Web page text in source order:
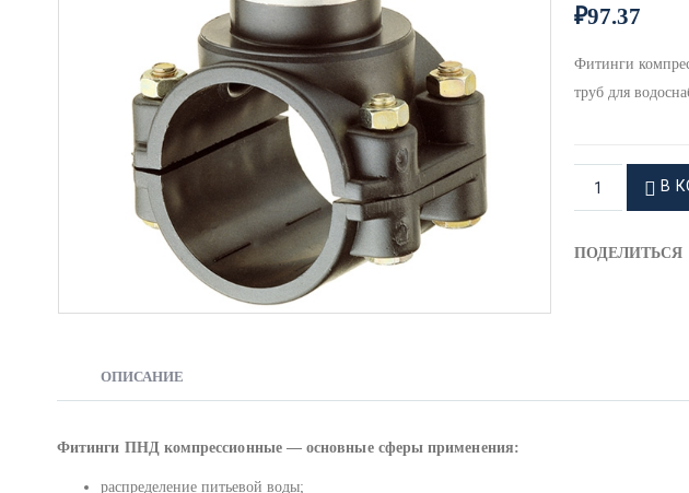
₽97.37
Фитинги
труб для
В
ПОДЕЛИТЬСЯ
ОПИСАНИЕ
Фитинги ПНД компрессионные — основные сферы применения:
распределение питьевой воды;